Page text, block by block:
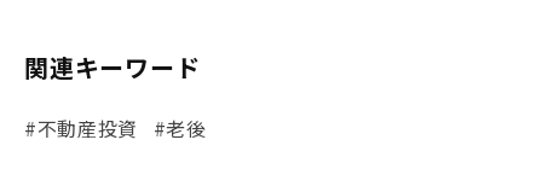
関連キーワード
#不動産投資 #老後